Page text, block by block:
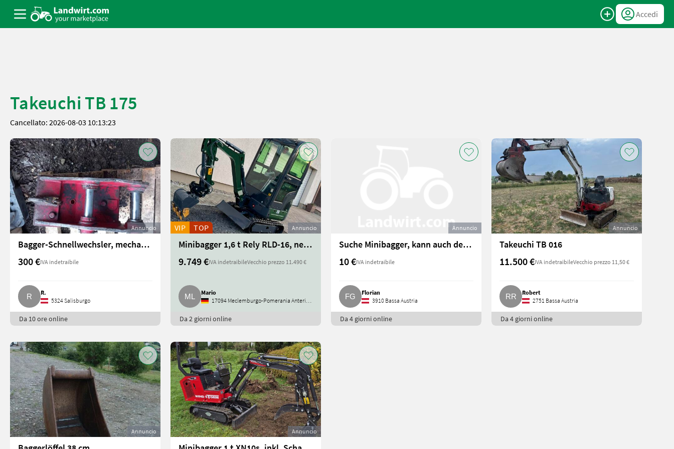
Accedi
Takeuchi TB 175
Cancellato: 2026-08-03 10:13:23
Annuncio
Bagger-Schnellwechsler, mechanisch
300 €IVA indetraibile
R.
5324 Salisburgo
Da 10 ore online
Annuncio
VIP TOP
Minibagger 1,6 t Rely RLD-16, neu, 1 Jahr Herstellergarantie
9.749 €IVA indetraibileVecchio prezzo 11.490 €
Mario
17094 Meclemburgo-Pomerania Anteriore
Da 2 giorni online
Annuncio
Suche Minibagger, kann auch defekt sein, und Kettendumper
10 €IVA indetraibile
Florian
3910 Bassa Austria
Da 4 giorni online
Annuncio
Takeuchi TB 016
11.500 €IVA indetraibileVecchio prezzo 11,50 €
Robert
2751 Bassa Austria
Da 4 giorni online
Annuncio Annuncio